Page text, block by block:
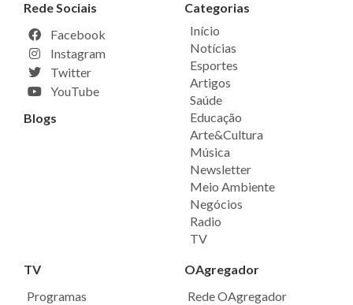
Rede Sociais
Facebook
Instagram
Twitter
YouTube
Blogs
Categorias
Início
Notícias
Esportes
Artigos
Saúde
Educação
Arte&Cultura
Música
Newsletter
Meio Ambiente
Negócios
Radio
TV
TV
Programas
OAgregador
Rede OAgregador